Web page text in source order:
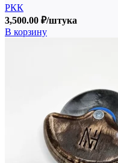
РКК
3,500.00 ₽/штука
В корзину